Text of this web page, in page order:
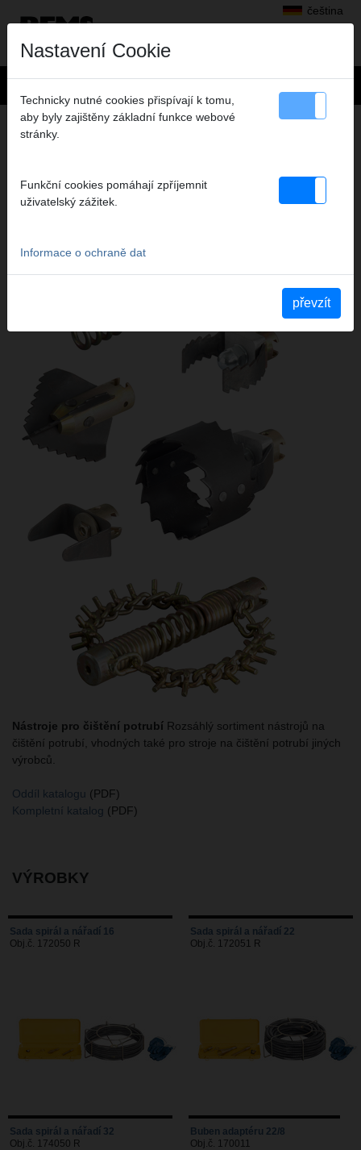
čeština
Výrobky> Čištění trubek a kanálů> REMS Cobra 22/32 Příslušenství
PŘÍSLUŠENSTVÍ PRO REMS COBRA 22,
REMS COBRA 32 A JINÉ VÝROBKY
Nástroje pro čištění potrubí Rozsáhlý sortiment nástrojů na
čištění potrubí, vhodných také pro stroje na čištění potrubí jiných
výrobců.
Oddíl katalogu (PDF)
Kompletní katalog (PDF)
VÝROBKY
Sada spirál a nářadí 16
Obj.č. 172050 R
Sada spirál a nářadí 22
Obj.č. 172051 R
Sada spirál a nářadí 32
Obj.č. 174050 R
Buben adaptéru 22/8
Obj.č. 170011
Nastavení Cookie
Technicky nutné cookies přispívají k tomu,
aby byly zajištěny základní funkce webové
stránky.
Funkční cookies pomáhají zpříjemnit
uživatelský zážitek.
Informace o ochraně dat
převzít